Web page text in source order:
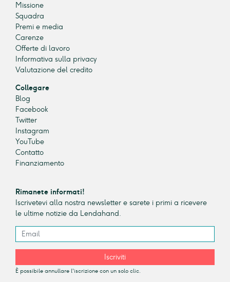
Missione
Squadra
Premi e media
Carenze
Offerte di lavoro
Informativa sulla privacy
Valutazione del credito
Collegare
Blog
Facebook
Twitter
Instagram
YouTube
Contatto
Finanziamento
Rimanete informati!
Iscrivetevi alla nostra newsletter e sarete i primi a ricevere
le ultime notizie da Lendahand.
Iscriviti
È possibile annullare l'iscrizione con un solo clic.